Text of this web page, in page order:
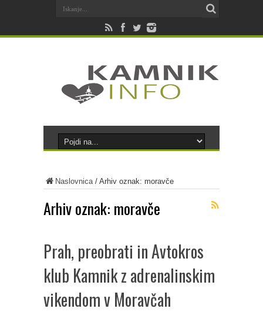
Naslovnica/ Arhiv oznak: moravče
Arhiv oznak: moravče
Prah, preobrati in Avtokros
klub Kamnik z adrenalinskim
vikendom v Moravčah